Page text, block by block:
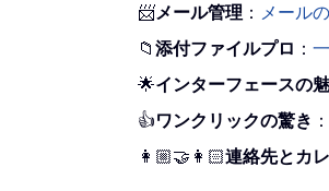
📨メール管理 ： メール
📁添付ファイルプロ ：
🌟インターフェースの
👍ワンクリックの驚き
👩🏼‍🤝‍👩🏻連絡先とカ